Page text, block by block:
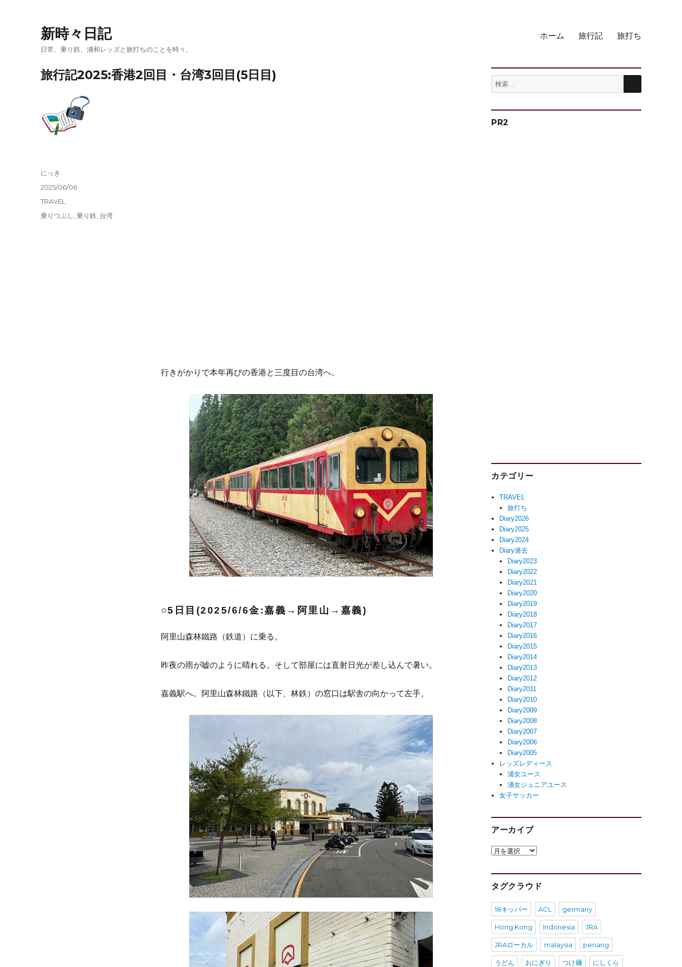
新時々日記
日常、乗り鉄、浦和レッズと旅打ちのことを時々。
ホーム 旅行記 旅打ち
旅行記2025:香港2回目・台湾3回目(5日目)
行きがかりで本年再びの香港と三度目の台湾へ。
○5日目(2025/6/6金:嘉義→阿里山→嘉義)
阿里山森林鐵路（鉄道）に乗る。
昨夜の雨が嘘のように晴れる。そして部屋には直射日光が差し込んで暑い。
嘉義駅へ。阿里山森林鐵路（以下、林鉄）の窓口は駅舎の向かって左手。
投
にっき
投
2025/06/06
カ
テ
TRAVEL
タ
乗りつぶし ,乗り鉄 台湾
検
索:
検
PR2
カテゴリー
TRAVEL
旅打ち
Diary2026
Diary2025
Diary2024
Diary過去
Diary2023
Diary2022
Diary2021
Diary2020
Diary2019
Diary2018
Diary2017
Diary2016
Diary2015
Diary2014
Diary2013
Diary2012
Diary2011
Diary2010
Diary2009
Diary2008
Diary2007
Diary2006
Diary2005
レッズレディース
浦女ユース
浦女ジュニアユース
女子サッカー
アーカイブ
ア
カ
イ
タグクラウド
18キッパー ACL germany
Hong Kong Indonesia JRA
JRAローカル malaysia penang
うどん おにぎり つけ麺 にしくら